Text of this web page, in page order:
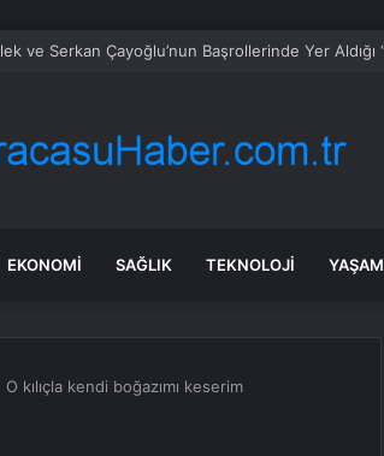
daha EDS geliyor
EKONOMI SAĞLIK TEKNOLOJI YAŞAM
kılıçla kendi boğazımı keserim